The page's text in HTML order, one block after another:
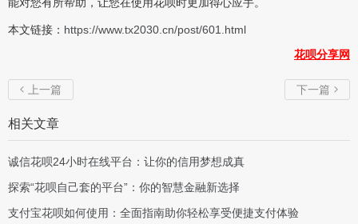
本文链接： https://www.tx2030.cn/post/601.html
花呗分享网
 上一篇 下一篇 
相关文章
诚信花呗24小时在线平台：让你的信用梦想成真
探索“花呗自己套的平台”：你的智慧金融新选择
支付宝花呗如何使用：全面指南助你轻松享受便捷支付体验